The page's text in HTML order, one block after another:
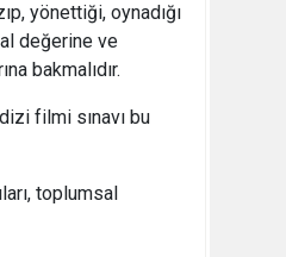
yönettiği, oynadığı
değerine ve
bakmalıdır.
filmi sınavı bu
toplumsal